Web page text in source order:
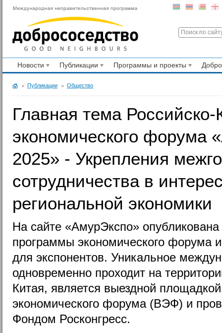
Новости Публикации Программы и проекты
Публикации Общество
Главная тема Российско-
экономического форума
2025» - Укрепления
сотрудничества в
региональной экономики
На сайте «АмурЭкспо» опубликована
программы экономического форума
для экспонентов. Уникальное
одновременно проходит на
Китая, является выездной
экономического форума (ВЭФ) и
Фондом Росконгресс.